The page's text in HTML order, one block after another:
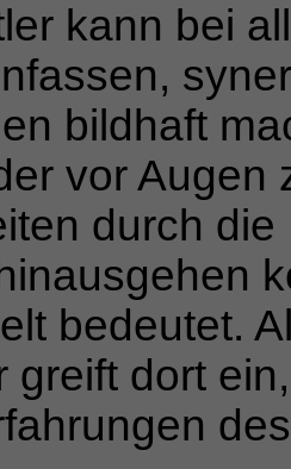
kann bei
bild­ haft
vor Augen
durch
bedeutet.
greift dort